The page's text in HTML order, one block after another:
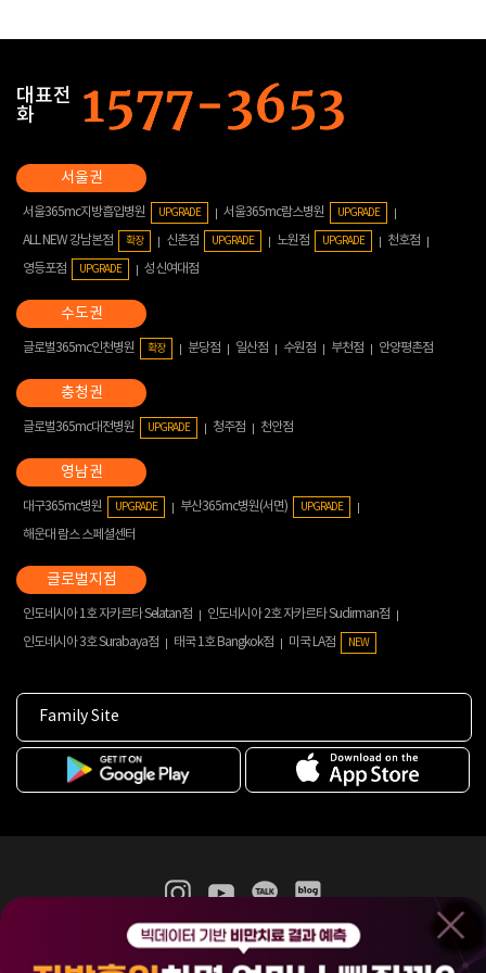
대표전
화
서울365mc지방흡입병원 UPGRADE 서울365mc람스병원 UPGRADE
ALL NEW 강남본점 확장 신촌점 UPGRADE 노원점 UPGRADE
천호점
영등포점
UPGRADE 성신여대점
글로벌365mc인천병원 확장 분당점 일산점 수원점 부천점 안양평촌점
글로벌365mc대전병원 UPGRADE 청주점 천안점
대구365mc병원 UPGRADE 부산365mc병원(서면) UPGRADE
해운대 람스 스페셜센터
인도네시아 1호 자카르타 Selatan점
인도네시아 2호 자카르타 Sudirman점
인도네시아 3호 Surabaya점
태국 1호 Bangkok점 미국 LA점 NEW
Family Site
365mc 병·의원 이용약관
홈페이지 이용약관
비급여진료수가